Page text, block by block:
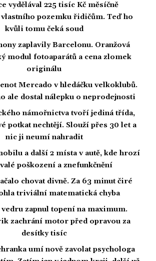
vydělával 225 tisíc Kč měsíčně
pozemku řidičům. Teď ho
kvůli tomu čeká soud
zaplavily Barcelonu. Oranžová
modul fotoaparátů a cena zlomek
originálu
Mercado v hledáčku velkoklubů.
ale dostal nálepku o neprodejnosti
námořnictva tvoří jediná třída,
potkat nechtějí. Slouží přes 30 let a
nic ji neumí nahradit
a další 2 místa v autě, kde hrozí
poškození a znefunkčnění
chovat divně. Za 63 minut čiré
triviální matematická chyba
vedru zapnul topení na maximum.
zachrání motor před opravou za
desítky tisíc
umí nově zavolat psychologa